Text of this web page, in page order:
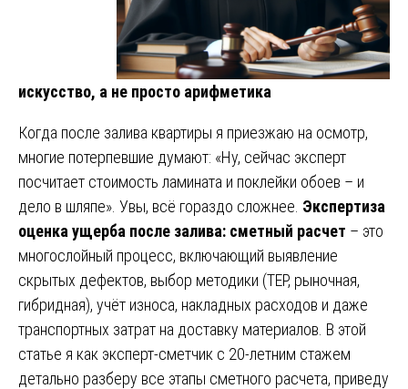
искусство, а не просто арифметика
Когда после залива квартиры я приезжаю на осмотр,
многие потерпевшие думают: «Ну, сейчас эксперт
посчитает стоимость ламината и поклейки обоев – и
дело в шляпе». Увы, всё гораздо сложнее. Экспертиза
оценка ущерба после залива: сметный расчет – это
многослойный процесс, включающий выявление
скрытых дефектов, выбор методики (ТЕР, рыночная,
гибридная), учёт износа, накладных расходов и даже
транспортных затрат на доставку материалов. В этой
статье я как эксперт-сметчик с 20-летним стажем
детально разберу все этапы сметного расчета, приведу